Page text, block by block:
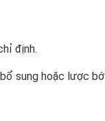
định.
sung hoặc lược